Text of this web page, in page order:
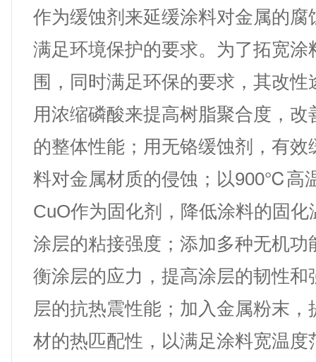
作为缓蚀剂来延缓涂料对金属的腐
满足环境保护的要求。为了拓宽涂
围，同时满足环保的要求，其改性
用浓缩磷酸来提高树脂聚合度，改
的整体性能；用无铬缓蚀剂，有效
料对金属材质的侵蚀；以900℃高
CuO作为固化剂，降低涂料的固化
涂层的粘接强度；添加多种无机功
衡涂层的应力，提高涂层的韧性和
层的抗热震性能；加入金属粉末，
材的热匹配性，以满足涂料宽温度